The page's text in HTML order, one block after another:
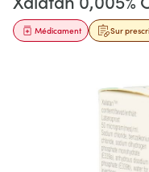
Sur
Médicament